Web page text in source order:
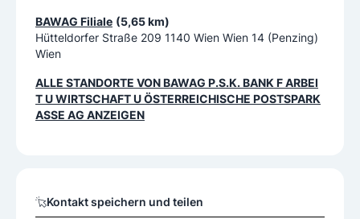
BAWAG Filiale (5,65 km)
Hütteldorfer Straße 209 1140 Wien Wien 14 (Penzing)
Wien
ALLE STANDORTE VONBAWAG P.S.K. BANK F ARBEI
T U WIRTSCHAFT U ÖSTERREICHISCHE POSTSPARK
ASSE AG ANZEIGEN
Kontakt speichern und teilen